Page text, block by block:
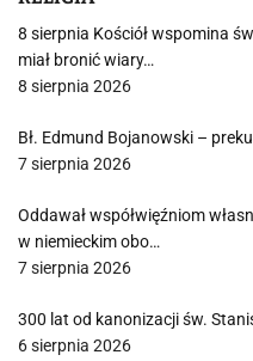
8 sierpnia Kościół wspomina
miał bronić wiary…
8 sierpnia 2026
Bł. Edmund Bojanowski –
7 sierpnia 2026
Oddawał współwięźniom
w niemieckim obo…
7 sierpnia 2026
300 lat od kanonizacji św.
6 sierpnia 2026